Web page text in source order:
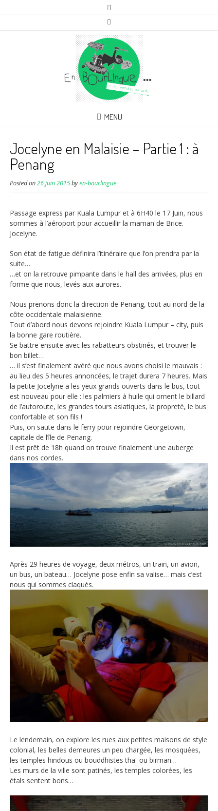
MENU
Jocelyne en Malaisie – Partie 1 : à
Penang
Posted on26 juin 2015byen-bourlingue
Passage express par Kuala Lumpur et à 6H40 le 17 Juin, nous
sommes à l’aéroport pour accueillir la maman de Brice.
Jocelyne.
Son état de fatigue définira l’itinéraire que l’on prendra par la
suite…
…et on la retrouve pimpante dans le hall des arrivées, plus en
forme que nous, levés aux aurores.
Nous prenons donc la direction de Penang, tout au nord de la
côte occidentale malaisienne.
Tout d’abord nous devons rejoindre Kuala Lumpur – city, puis
la bonne gare routière.
Se battre ensuite avec les rabatteurs obstinés, et trouver le
bon billet…
… il s’est finalement avéré que nous avons choisi le mauvais :
au lieu des 5 heures annoncées, le trajet durera 7 heures. Mais
la petite Jocelyne a les yeux grands ouverts dans le bus, tout
est nouveau pour elle : les palmiers à huile qui ornent le billard
de l’autoroute, les grandes tours asiatiques, la propreté, le bus
confortable et son fils !
Puis, on saute dans le ferry pour rejoindre Georgetown,
capitale de l’île de Penang.
Il est prêt de 18h quand on trouve finalement une auberge
dans nos cordes.
Après 29 heures de voyage, deux métros, un train, un avion,
un bus, un bateau… Jocelyne pose enfin sa valise… mais c’est
nous qui sommes claqués.
Le lendemain, on explore les rues aux petites maisons de style
colonial, les belles demeures un peu chargée, les mosquées,
les temples hindous ou bouddhistes thaï ou birman…
Les murs de la ville sont patinés, les temples colorées, les
étals sentent bons…